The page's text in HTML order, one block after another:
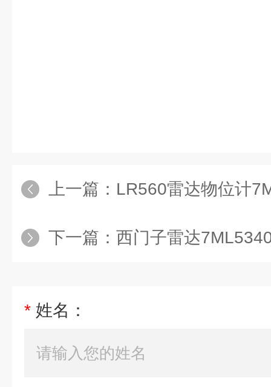
上一篇： LR560雷达物位计
下一篇： 西门子雷达
* 姓名：